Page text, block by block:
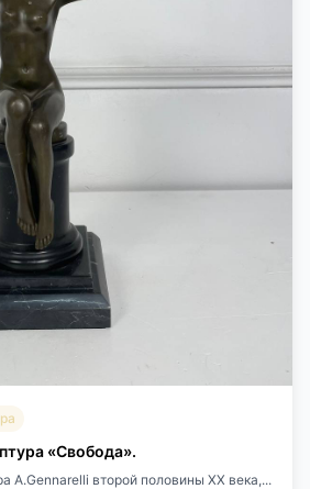
«Свобода».
A.Gennarelli второй половины XX века,...